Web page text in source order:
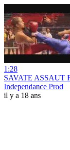
1:28
SAVATE ASSAUT
Independance Prod
il y a 18 ans